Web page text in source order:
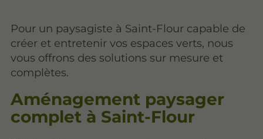
Pour un paysagiste à Saint-Flour capable de
créer et entretenir vos espaces verts, nous
vous offrons des solutions sur mesure et
complètes.
Aménagement paysager
complet à Saint-Flour